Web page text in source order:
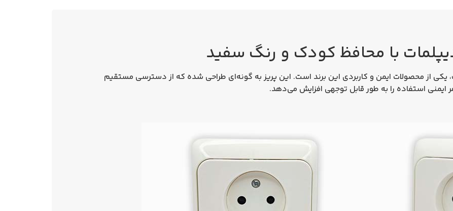
با محافظ کودک و رنگ سفید
یکی از محصولات ایمن و کاربردی این برند است. این پریز به گونه‌ای طراحی شده که از دسترسی مستقیم
ایمنی استفاده را به طور قابل توجهی افزایش می‌دهد.